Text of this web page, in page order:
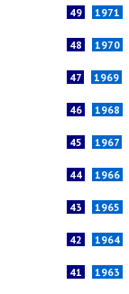
49 1971
48 1970
47 1969
46 1968
45 1967
44 1966
43 1965
42 1964
41 1963